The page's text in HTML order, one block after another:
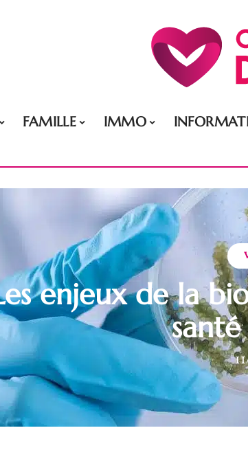
FAMILLE IMMO
enjeux de la